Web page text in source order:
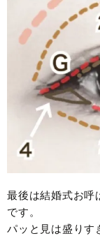
最後は結婚式お呼
です。
パッと見は盛りす